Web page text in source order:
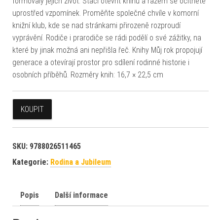
uprostřed vzpomínek. Proměňte společné chvíle v komorní
knižní klub, kde se nad stránkami přirozeně rozproudí
vyprávění. Rodiče i prarodiče se rádi podělí o své zážitky, na
které by jinak možná ani nepřišla řeč. Knihy Můj rok propojují
generace a otevírají prostor pro sdílení rodinné historie i
osobních příběhů. Rozměry knih: 16,7 × 22,5 cm
KOUPIT
SKU: 9788026511465
Kategorie: Rodina a Jubileum
Popis Další informace